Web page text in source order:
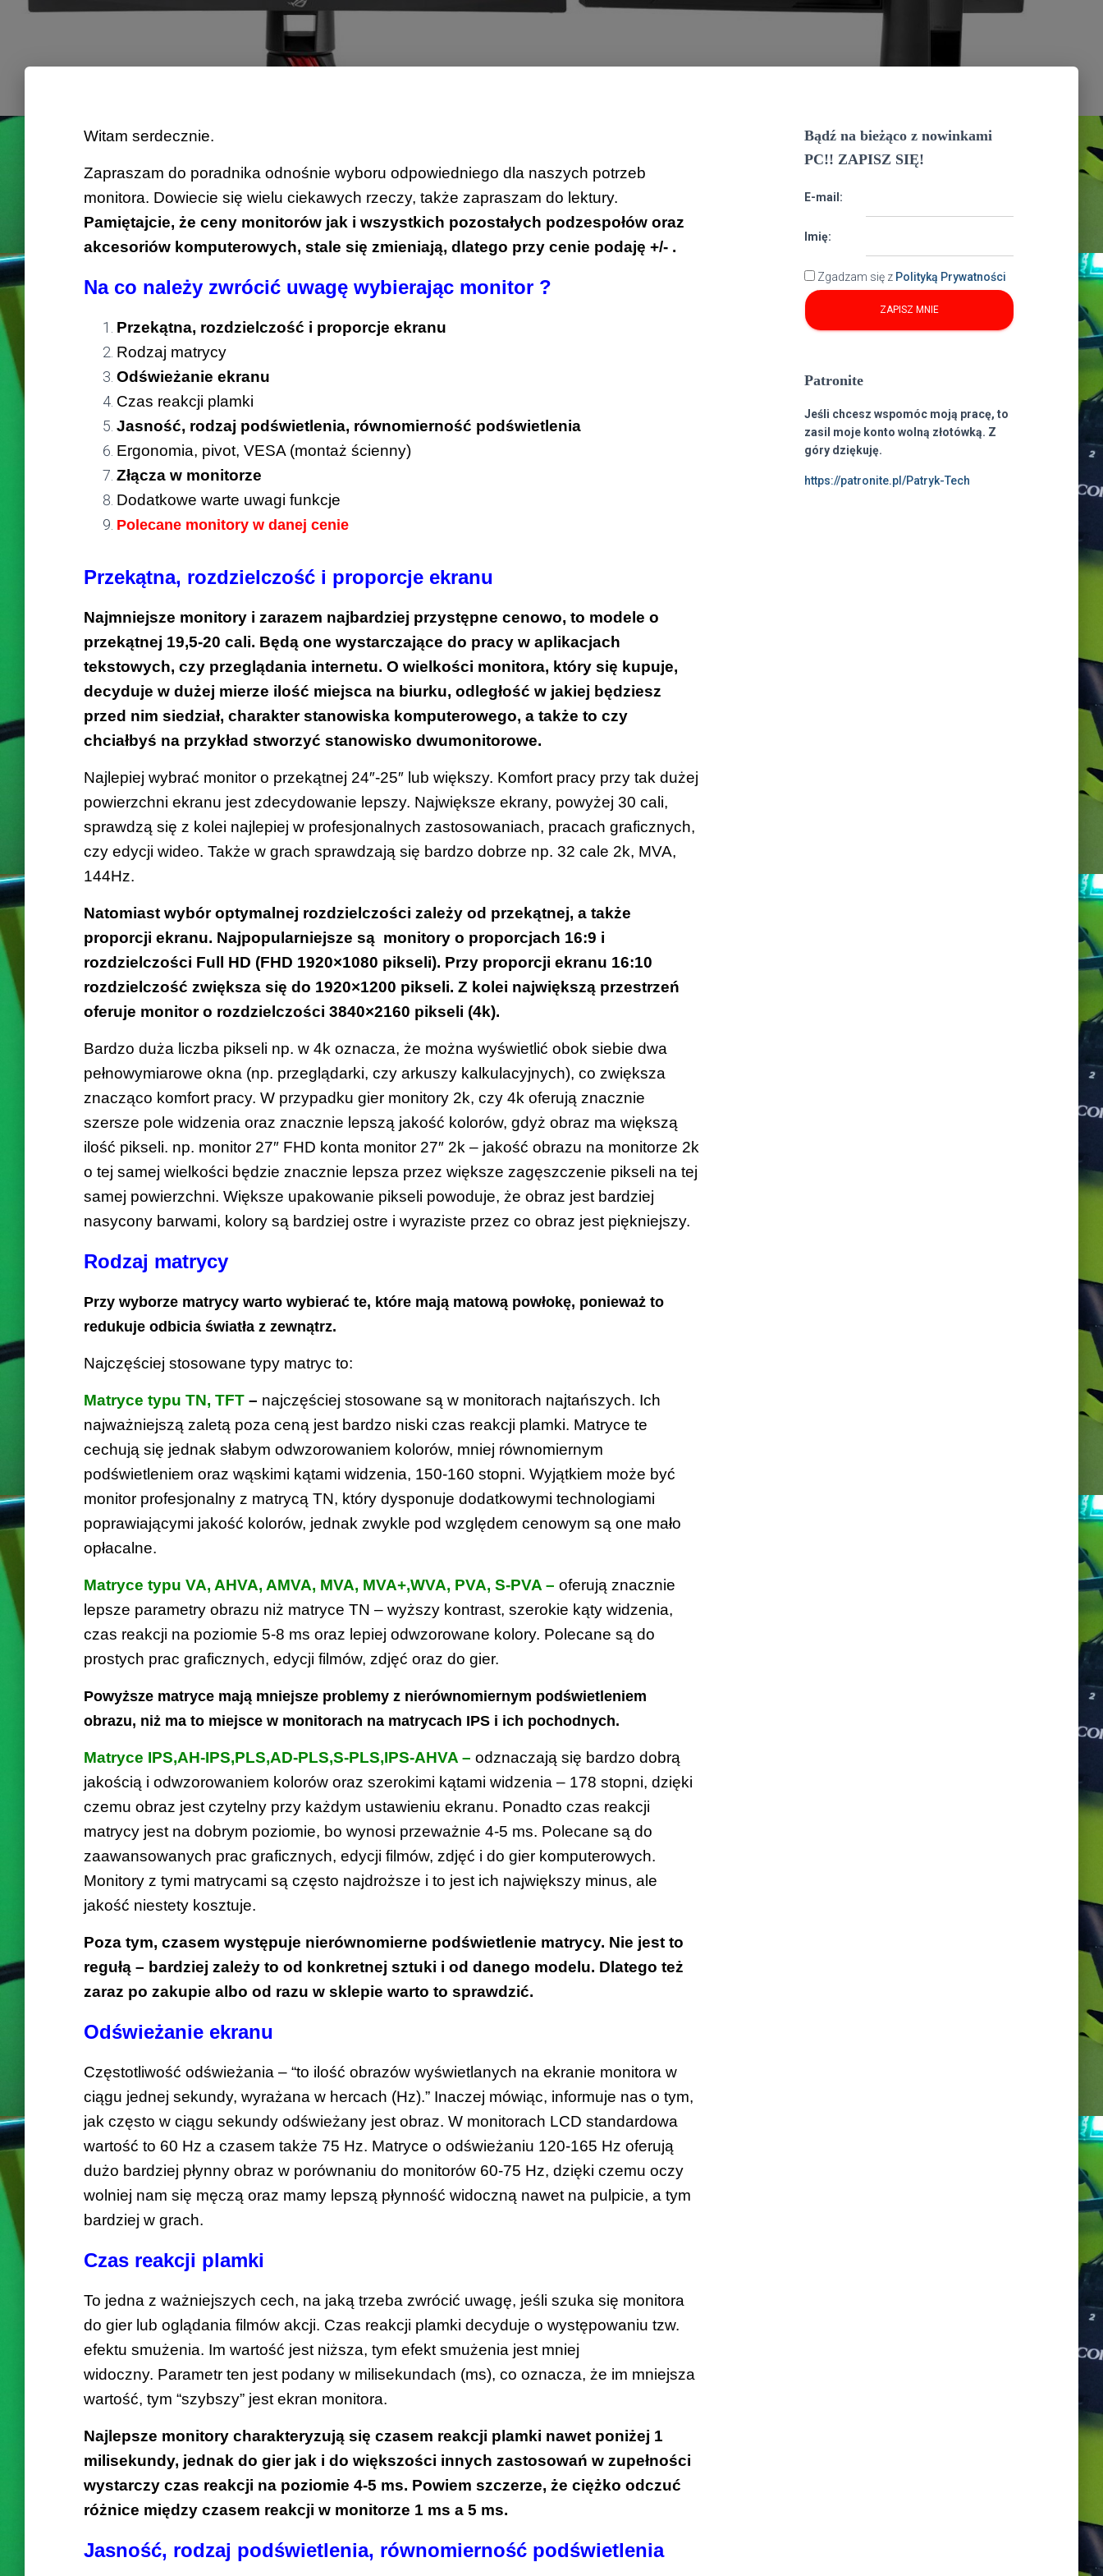
Witam serdecznie.
Zapraszam do poradnika odnośnie wyboru odpowiedniego dla naszych potrzeb
monitora. Dowiecie się wielu ciekawych rzeczy, także zapraszam do lektury.
Pamiętajcie, że ceny monitorów jak i wszystkich pozostałych podzespołów oraz
akcesoriów komputerowych, stale się zmieniają, dlatego przy cenie podaję +/- .
Na co należy zwrócić uwagę wybierając monitor ?
Przekątna, rozdzielczość i proporcje ekranu
Rodzaj matrycy
Odświeżanie ekranu
Czas reakcji plamki
Jasność, rodzaj podświetlenia, równomierność podświetlenia
Ergonomia, pivot, VESA (montaż ścienny)
Złącza w monitorze
Dodatkowe warte uwagi funkcje
Polecane monitory w danej cenie
Przekątna, rozdzielczość i proporcje ekranu
Najmniejsze monitory i zarazem najbardziej przystępne cenowo, to modele o
przekątnej 19,5-20 cali. Będą one wystarczające do pracy w aplikacjach
tekstowych, czy przeglądania internetu. O wielkości monitora, który się kupuje,
decyduje w dużej mierze ilość miejsca na biurku, odległość w jakiej będziesz
przed nim siedział, charakter stanowiska komputerowego, a także to czy
chciałbyś na przykład stworzyć stanowisko dwumonitorowe.
Najlepiej wybrać monitor o przekątnej 24″-25″ lub większy. Komfort pracy przy tak dużej
powierzchni ekranu jest zdecydowanie lepszy. Największe ekrany, powyżej 30 cali,
sprawdzą się z kolei najlepiej w profesjonalnych zastosowaniach, pracach graficznych,
czy edycji wideo. Także w grach sprawdzają się bardzo dobrze np. 32 cale 2k, MVA,
144Hz.
Natomiast wybór optymalnej rozdzielczości zależy od przekątnej, a także
proporcji ekranu. Najpopularniejsze są monitory o proporcjach 16:9 i
rozdzielczości Full HD (FHD 1920×1080 pikseli). Przy proporcji ekranu 16:10
rozdzielczość zwiększa się do 1920×1200 pikseli. Z kolei największą przestrzeń
oferuje monitor o rozdzielczości 3840×2160 pikseli (4k).
Bardzo duża liczba pikseli np. w 4k oznacza, że można wyświetlić obok siebie dwa
pełnowymiarowe okna (np. przeglądarki, czy arkuszy kalkulacyjnych), co zwiększa
znacząco komfort pracy. W przypadku gier monitory 2k, czy 4k oferują znacznie
szersze pole widzenia oraz znacznie lepszą jakość kolorów, gdyż obraz ma większą
ilość pikseli. np. monitor 27″ FHD konta monitor 27″ 2k – jakość obrazu na monitorze 2k
o tej samej wielkości będzie znacznie lepsza przez większe zagęszczenie pikseli na tej
samej powierzchni. Większe upakowanie pikseli powoduje, że obraz jest bardziej
nasycony barwami, kolory są bardziej ostre i wyraziste przez co obraz jest piękniejszy.
Rodzaj matrycy
Przy wyborze matrycy warto wybierać te, które mają matową powłokę, ponieważ to
redukuje odbicia światła z zewnątrz.
Najczęściej stosowane typy matryc to:
Matryce typu TN, TFT – najczęściej stosowane są w monitorach najtańszych. Ich
najważniejszą zaletą poza ceną jest bardzo niski czas reakcji plamki. Matryce te
cechują się jednak słabym odwzorowaniem kolorów, mniej równomiernym
podświetleniem oraz wąskimi kątami widzenia, 150-160 stopni. Wyjątkiem może być
monitor profesjonalny z matrycą TN, który dysponuje dodatkowymi technologiami
poprawiającymi jakość kolorów, jednak zwykle pod względem cenowym są one mało
opłacalne.
Matryce typu VA, AHVA, AMVA, MVA, MVA+,WVA, PVA, S-PVA – oferują znacznie
lepsze parametry obrazu niż matryce TN – wyższy kontrast, szerokie kąty widzenia,
czas reakcji na poziomie 5-8 ms oraz lepiej odwzorowane kolory. Polecane są do
prostych prac graficznych, edycji filmów, zdjęć oraz do gier.
Powyższe matryce mają mniejsze problemy z nierównomiernym podświetleniem
obrazu, niż ma to miejsce w monitorach na matrycach IPS i ich pochodnych.
Matryce IPS,AH-IPS,PLS,AD-PLS,S-PLS,IPS-AHVA – odznaczają się bardzo dobrą
jakością i odwzorowaniem kolorów oraz szerokimi kątami widzenia – 178 stopni, dzięki
czemu obraz jest czytelny przy każdym ustawieniu ekranu. Ponadto czas reakcji
matrycy jest na dobrym poziomie, bo wynosi przeważnie 4-5 ms. Polecane są do
zaawansowanych prac graficznych, edycji filmów, zdjęć i do gier komputerowych.
Monitory z tymi matrycami są często najdroższe i to jest ich największy minus, ale
jakość niestety kosztuje.
Poza tym, czasem występuje nierównomierne podświetlenie matrycy. Nie jest to
regułą – bardziej zależy to od konkretnej sztuki i od danego modelu. Dlatego też
zaraz po zakupie albo od razu w sklepie warto to sprawdzić.
Odświeżanie ekranu
Częstotliwość odświeżania – “to ilość obrazów wyświetlanych na ekranie monitora w
ciągu jednej sekundy, wyrażana w hercach (Hz).” Inaczej mówiąc, informuje nas o tym,
jak często w ciągu sekundy odświeżany jest obraz. W monitorach LCD standardowa
wartość to 60 Hz a czasem także 75 Hz. Matryce o odświeżaniu 120-165 Hz oferują
dużo bardziej płynny obraz w porównaniu do monitorów 60-75 Hz, dzięki czemu oczy
wolniej nam się męczą oraz mamy lepszą płynność widoczną nawet na pulpicie, a tym
bardziej w grach.
Czas reakcji plamki
To jedna z ważniejszych cech, na jaką trzeba zwrócić uwagę, jeśli szuka się monitora
do gier lub oglądania filmów akcji. Czas reakcji plamki decyduje o występowaniu tzw.
efektu smużenia. Im wartość jest niższa, tym efekt smużenia jest mniej
widoczny. Parametr ten jest podany w milisekundach (ms), co oznacza, że im mniejsza
wartość, tym “szybszy” jest ekran monitora.
Najlepsze monitory charakteryzują się czasem reakcji plamki nawet poniżej 1
milisekundy, jednak do gier jak i do większości innych zastosowań w zupełności
wystarczy czas reakcji na poziomie 4-5 ms. Powiem szczerze, że ciężko odczuć
różnice między czasem reakcji w monitorze 1 ms a 5 ms.
Jasność, rodzaj podświetlenia, równomierność podświetlenia
Bądź na bieżąco z nowinkami
PC!! ZAPISZ SIĘ!
E-mail:
Imię:
Zgadzam się z Polityką Prywatności
Patronite
Jeśli chcesz wspomóc moją pracę, to
zasil moje konto wolną złotówką. Z
góry dziękuję.
https://patronite.pl/Patryk-Tech